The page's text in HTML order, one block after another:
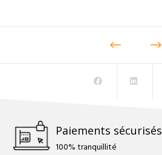
Paiements sécurisés
100% tranquillité